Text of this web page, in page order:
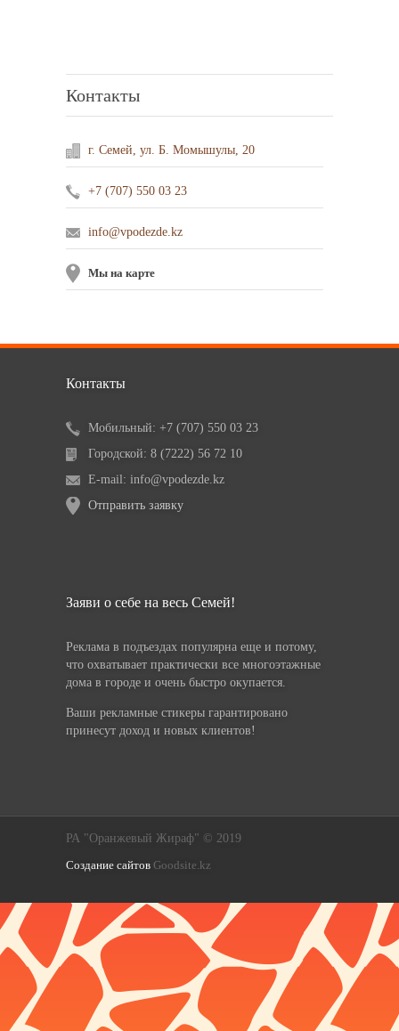
Контакты
г. Семей, ул. Б. Момышулы, 20
+7 (707) 550 03 23
info@vpodezde.kz
Мы на карте
Контакты
Мобильный: +7 (707) 550 03 23
Городской: 8 (7222) 56 72 10
E-mail: info@vpodezde.kz
Отправить заявку
Заяви о себе на весь Семей!
Реклама в подъездах популярна еще и потому,
что охватывает практически все многоэтажные
дома в городе и очень быстро окупается.
Ваши рекламные стикеры гарантировано
принесут доход и новых клиентов!
РА "Оранжевый Жираф" © 2019
Создание сайтов Goodsite.kz